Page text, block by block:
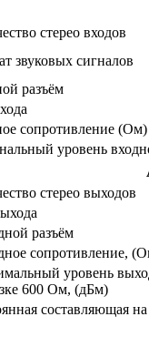
стерео входов
звуковых сигналов
разъём
сопротивление (Ом)
уровень
стерео выходов
разъём
сопротивление,
уровень
600 Ом, (дБм)
составляющая